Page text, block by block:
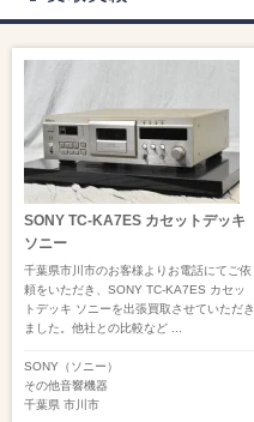
SONY TC-KA7ES カセットデッキ
ソニー
千葉県市川市のお客様よりお電話にてご依
頼をいただき、SONY TC-KA7ES カセッ
トデッキ ソニーを出張買取させていただき
ました。他社との比較など ...
SONY（ソニー）
その他音響機器
千葉県 市川市